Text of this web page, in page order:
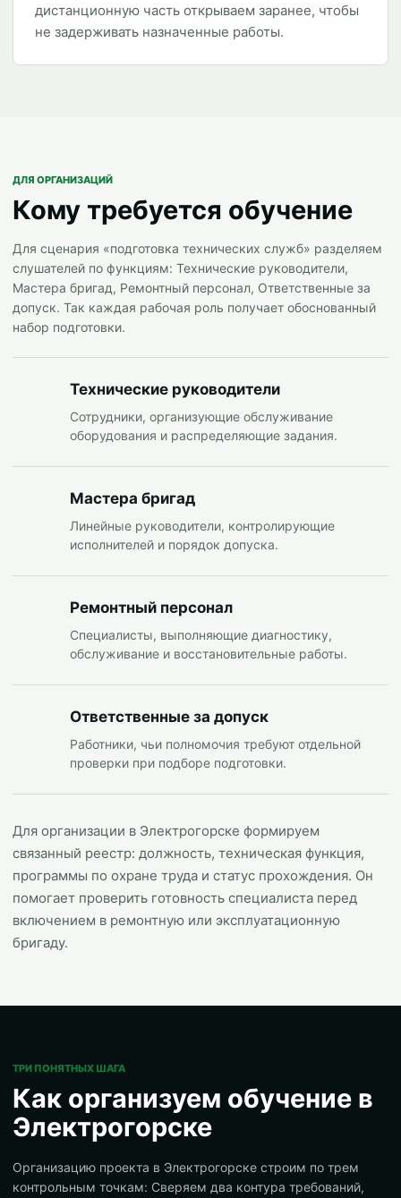
дистанционную часть открываем заранее, чтобы
не задерживать назначенные работы.
ДЛЯ ОРГАНИЗАЦИЙ
Кому требуется обучение
Для сценария «подготовка технических служб» разделяем
слушателей по функциям: Технические руководители,
Мастера бригад, Ремонтный персонал, Ответственные за
допуск. Так каждая рабочая роль получает обоснованный
набор подготовки.
Технические руководители
Сотрудники, организующие обслуживание
оборудования и распределяющие задания.
Мастера бригад
Линейные руководители, контролирующие
исполнителей и порядок допуска.
Ремонтный персонал
Специалисты, выполняющие диагностику,
обслуживание и восстановительные работы.
Ответственные за допуск
Работники, чьи полномочия требуют отдельной
проверки при подборе подготовки.
Для организации в Электрогорске формируем
связанный реестр: должность, техническая функция,
программы по охране труда и статус прохождения. Он
помогает проверить готовность специалиста перед
включением в ремонтную или эксплуатационную
бригаду.
ТРИ ПОНЯТНЫХ ШАГА
Как организуем обучение в
Электрогорске
Организацию проекта в Электрогорске строим по трем
контрольным точкам: Сверяем два контура требований,